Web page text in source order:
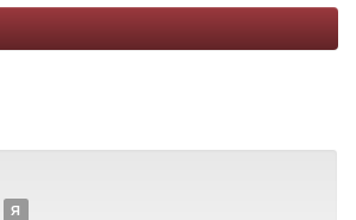
Я